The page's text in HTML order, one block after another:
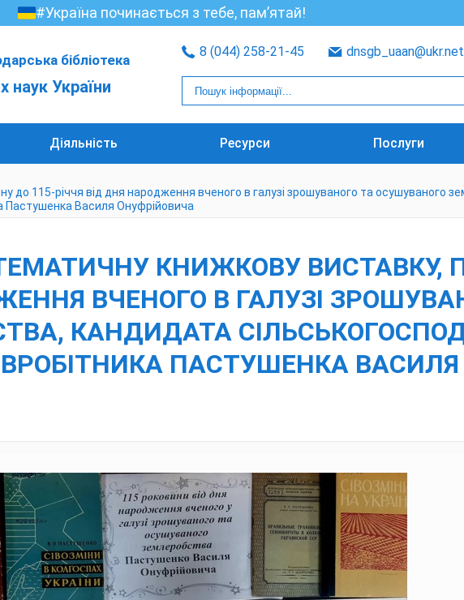
#Україна починається з тебе, пам’ятай!
бібліотека
наук України
8 (044) 258-21-45 dnsgb_uaan@ukr.net
Діяльність Ресурси Послуги
до 115-річчя від дня народження вченого в галузі зрошуваного та осушуваного
Пастушенка Василя Онуфрійовича
КНИЖКОВУ ВИСТАВКУ,
ВЧЕНОГО В ГАЛУЗІ
КАНДИДАТА
ПАСТУШЕНКА ВАСИЛЯ